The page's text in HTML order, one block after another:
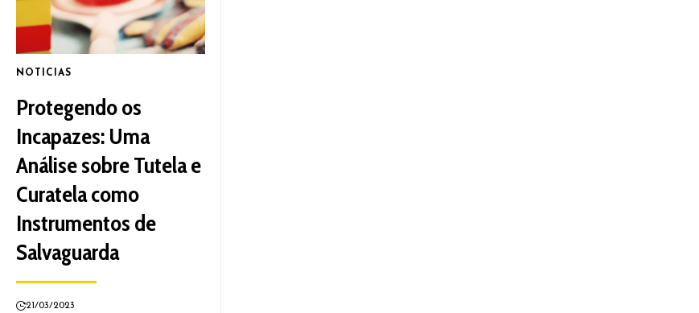
NOTICIAS
Protegendo os
Incapazes: Uma
Análise sobre Tutela e
Curatela como
Instrumentos de
Salvaguarda
21/03/2023